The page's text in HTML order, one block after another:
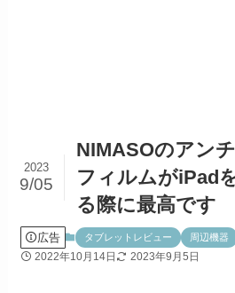
NIMASOのアン
フィルムがiPad
る際に最高です
2023
9/05
広告 タブレットレビュー 周辺機器
2022年10月14日 2023年9月5日